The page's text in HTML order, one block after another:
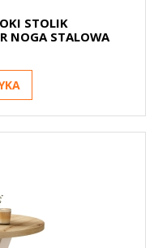
STOLIK
NOGA STALOWA